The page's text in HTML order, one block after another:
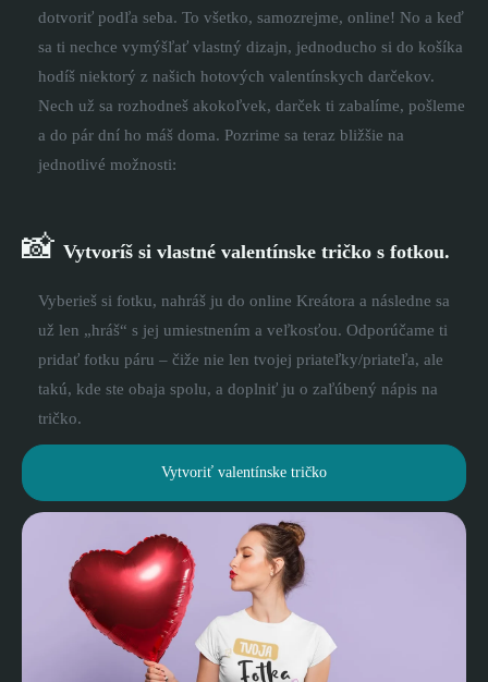
dotvoriť podľa seba. To všetko, samozrejme, online! No a keď
sa ti nechce vymýšľať vlastný dizajn, jednoducho si do košíka
hodíš niektorý z našich hotových valentínskych darčekov.
Nech už sa rozhodneš akokoľvek, darček ti zabalíme, pošleme
a do pár dní ho máš doma. Pozrime sa teraz bližšie na
jednotlivé možnosti:
📸 Vytvoríš si vlastné valentínske tričko s fotkou.
Vyberieš si fotku, nahráš ju do online Kreátora a následne sa
už len „hráš“ s jej umiestnením a veľkosťou. Odporúčame ti
pridať fotku páru – čiže nie len tvojej priateľky/priateľa, ale
takú, kde ste obaja spolu, a doplniť ju o zaľúbený nápis na
tričko.
Vytvoriť valentínske tričko